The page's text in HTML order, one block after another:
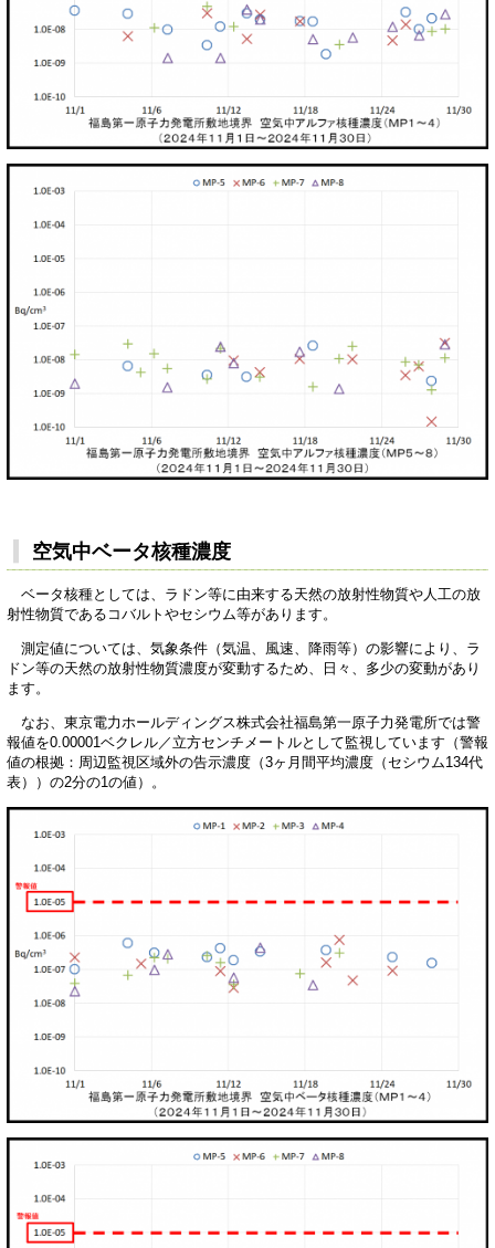
空気中ベータ核種濃度
ベータ核種としては、ラドン等に由来する天然の放射性物質や人工の放
射性物質であるコバルトやセシウム等があります。
測定値については、気象条件（気温、風速、降雨等）の影響により、ラ
ドン等の天然の放射性物質濃度が変動するため、日々、多少の変動があり
ます。
なお、東京電力ホールディングス株式会社福島第一原子力発電所では警
報値を0.00001ベクレル／立方センチメートルとして監視しています（警報
値の根拠：周辺監視区域外の告示濃度（3ヶ月間平均濃度（セシウム134代
表））の2分の1の値）。